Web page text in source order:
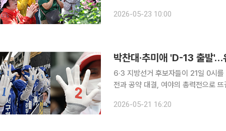
체장과 국회의원 보궐
2026-05-23 10:00
6·3 지방선거 후보자들이 21일 0시
전과 공약 대결, 여야의 총력전으로
부 출범 이후 처음 치러지는 전국 단
2026-05-21 16:20